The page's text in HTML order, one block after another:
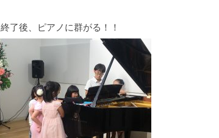
終了後、ピアノに群がる！！